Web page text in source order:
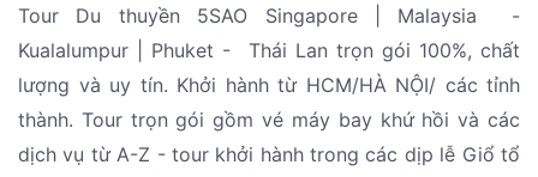
Tour Du thuyền 5SAO Singapore | Malaysia -
Kualalumpur | Phuket - Thái Lan trọn gói 100%, chất
lượng và uy tín. Khởi hành từ HCM/HÀ NỘI/ các tỉnh
thành. Tour trọn gói gồm vé máy bay khứ hồi và các
dịch vụ từ A-Z - tour khởi hành trong các dịp lễ Giổ tổ